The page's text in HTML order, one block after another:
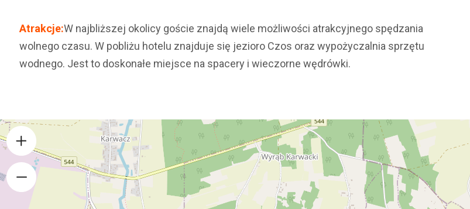
Atrakcje:W najbliższej okolicy goście znajdą wiele możliwości atrakcyjnego spędzania
wolnego czasu. W pobliżu hotelu znajduje się jezioro Czos oraz wypożyczalnia sprzętu
wodnego. Jest to doskonałe miejsce na spacery i wieczorne wędrówki.